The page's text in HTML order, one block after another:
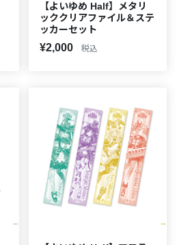
【よいゆめ Half】メタリ
ッククリアファイル＆ステ
ッカーセット
¥2,000 税込